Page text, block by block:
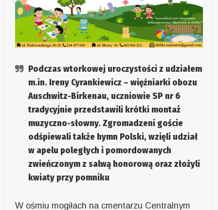
Podczas wtorkowej uroczystości z udziałem
m.in. Ireny Cyrankiewicz – więźniarki obozu
Auschwitz-Birkenau, uczniowie SP nr 6
tradycyjnie przedstawili krótki montaż
muzyczno-słowny. Zgromadzeni goście
odśpiewali także hymn Polski, wzięli udział
w apelu poległych i pomordowanych
zwieńczonym z salwą honorową oraz złożyli
kwiaty przy pomniku
W ośmiu mogiłach na cmentarzu Centralnym